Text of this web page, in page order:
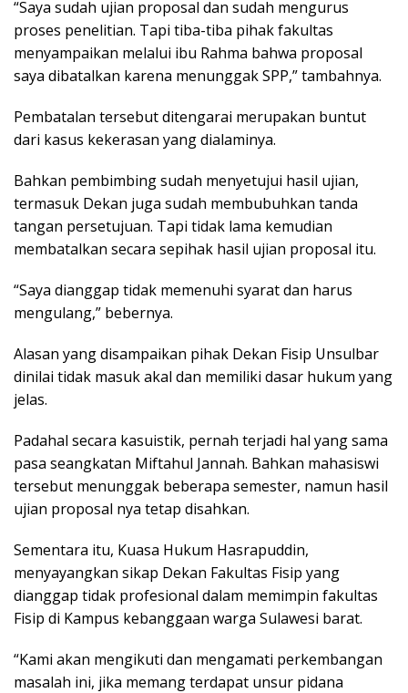
“Saya sudah ujian proposal dan sudah mengurus
proses penelitian. Tapi tiba-tiba pihak fakultas
menyampaikan melalui ibu Rahma bahwa proposal
saya dibatalkan karena menunggak SPP,” tambahnya.
Pembatalan tersebut ditengarai merupakan buntut
dari kasus kekerasan yang dialaminya.
Bahkan pembimbing sudah menyetujui hasil ujian,
termasuk Dekan juga sudah membubuhkan tanda
tangan persetujuan. Tapi tidak lama kemudian
membatalkan secara sepihak hasil ujian proposal itu.
“Saya dianggap tidak memenuhi syarat dan harus
mengulang,” bebernya.
Alasan yang disampaikan pihak Dekan Fisip Unsulbar
dinilai tidak masuk akal dan memiliki dasar hukum yang
jelas.
Padahal secara kasuistik, pernah terjadi hal yang sama
pasa seangkatan Miftahul Jannah. Bahkan mahasiswi
tersebut menunggak beberapa semester, namun hasil
ujian proposal nya tetap disahkan.
Sementara itu, Kuasa Hukum Hasrapuddin,
menyayangkan sikap Dekan Fakultas Fisip yang
dianggap tidak profesional dalam memimpin fakultas
Fisip di Kampus kebanggaan warga Sulawesi barat.
“Kami akan mengikuti dan mengamati perkembangan
masalah ini, jika memang terdapat unsur pidana